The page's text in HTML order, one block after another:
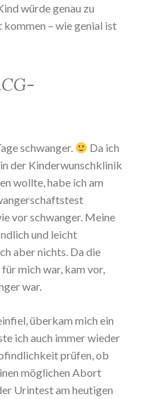
würde genau zu
– wie genial ist
schwanger.
Da ich
der Kinderwunschklinik
wollte, habe ich am
vor schwanger. Meine
und leicht
aber nichts. Da die
mich war, kam vor,
war.
überkam mich ein
ich auch immer wieder
prüfen, ob
möglichen Abort
Urintest am heutigen